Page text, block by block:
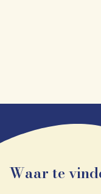
Waar te